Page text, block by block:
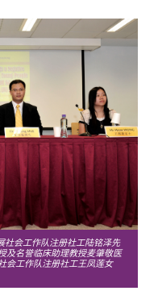
社会工作队注册社工陆铭泽先
及名誉临床助理教授麦肇敬医
会工作队注册社工王凤莲女